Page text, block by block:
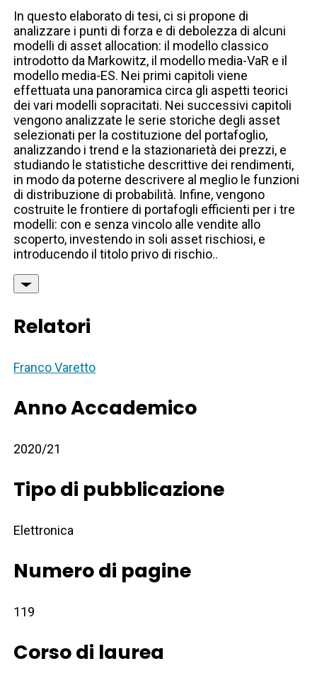
In questo elaborato di tesi, ci si propone di
analizzare i punti di forza e di debolezza di alcuni
modelli di asset allocation: il modello classico
introdotto da Markowitz, il modello media-VaR e il
modello media-ES. Nei primi capitoli viene
effettuata una panoramica circa gli aspetti teorici
dei vari modelli sopracitati. Nei successivi capitoli
vengono analizzate le serie storiche degli asset
selezionati per la costituzione del portafoglio,
analizzando i trend e la stazionarietà dei prezzi, e
studiando le statistiche descrittive dei rendimenti,
in modo da poterne descrivere al meglio le funzioni
di distribuzione di probabilità. Infine, vengono
costruite le frontiere di portafogli efficienti per i tre
modelli: con e senza vincolo alle vendite allo
scoperto, investendo in soli asset rischiosi, e
introducendo il titolo privo di rischio..
Relatori
Franco Varetto
Anno Accademico
2020/21
Tipo di pubblicazione
Elettronica
Numero di pagine
119
Corso di laurea